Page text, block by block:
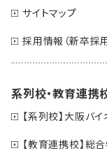
サイトマップ
採用情報（新卒採用
系列校・教育連携
【系列校】大阪バ
【教育連携校】総